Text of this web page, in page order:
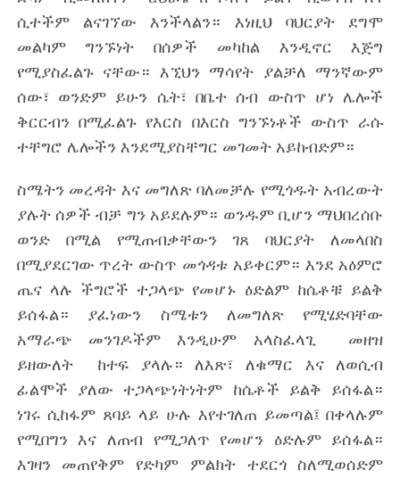
ሲተችም ልናገኘው እንችላልን። እነዚህ ባህርያት ደግሞ
መልካም ግንኙነት በሰዎች መካከል እንዲኖር እጅግ
የሚያስፈልጉ ናቸው። እኚህን ማሳየት ያልቻለ ማንኛውም
ሰው፣ ወንድም ይሁን ሴት፣ በቤተ ሰብ ውስጥ ሆነ ሌሎች
ቅርርብን በሚፈልጉ የእርስ በእርስ ግንኙነቶች ውስጥ ራሱ
ተቸግሮ ሌሎችን እንደሚያስቸግር መገመት አይከብድም።
ስሜትን መረዳት እና መግለጽ ባለመቻሉ የሚጎዱት አብረውት
ያሉት ሰዎች ብቻ ግን አይደሉም። ወንዱም ቢሆን ማህበረሰቡ
ወንድ በሚል የሚጠብቃቸውን ገጸ ባህርያት ለመላበስ
በሚያደርገው ጥረት ውስጥ መጎዳቱ አይቀርም። እንደ አዕምሮ
ጤና ላሉ ችግሮች ተጋላጭ የመሆኑ ዕድልም ከሴቶቹ ይልቅ
ይሰፋል። ያፈነውን ስሜቱን ለመግለጽ የሚሄድባቸው
አማራጭ መንገዶችም እንዲሁም አላስፈላጊ መዘዝ
ይዘውለት ከተፍ ያላሉ። ለእጽ፣ ለቁማር እና ለወሲብ
ፊልሞች ያለው ተጋላጭነትነትም ከሴቶች ይልቅ ይሰፋል።
ነገሩ ሲከፋም ጸባይ ላይ ሁሉ እየተገለጠ ይመጣል፤ በቀላሉም
የሚበግን እና ለጠብ የሚጋለጥ የመሆን ዕድሉም ይሰፋል።
እገዛን መጠየቅም የድካም ምልክት ተደርጎ ስለሚወሰድም